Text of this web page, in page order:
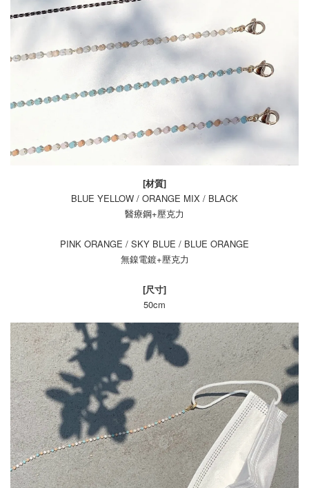
[材質]
BLUE YELLOW / ORANGE MIX / BLACK
醫療鋼+壓克力
PINK ORANGE / SKY BLUE / BLUE ORANGE
無鎳電鍍+壓克力
[尺寸]
50cm